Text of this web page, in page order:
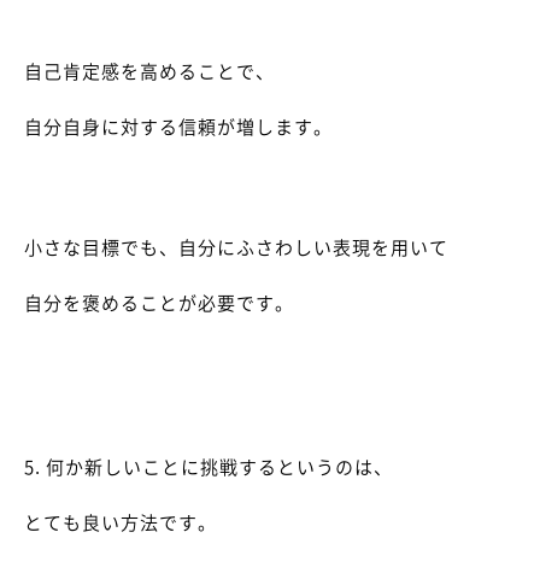
自己肯定感を高めることで、
自分自身に対する信頼が増します。
小さな目標でも、自分にふさわしい表現を用いて
自分を褒めることが必要です。
5. 何か新しいことに挑戦するというのは、
とても良い方法です。